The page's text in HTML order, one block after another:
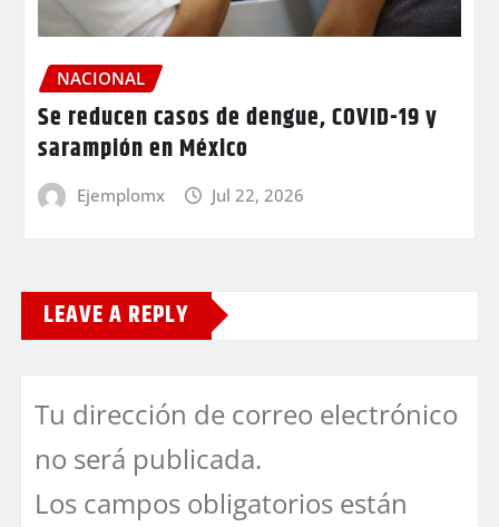
NACIONAL
Se reducen casos de dengue, COVID-19 y
sarampión en México
Ejemplomx Jul 22, 2026
LEAVE A REPLY
Tu dirección de correo electrónico
no será publicada.
Los campos obligatorios están